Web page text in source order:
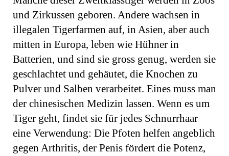
und Zirkussen geboren. Andere wachsen in
illegalen Tigerfarmen auf, in Asien, aber auch
mitten in Europa, leben wie Hühner in
Batterien, und sind sie gross genug, werden sie
geschlachtet und gehäutet, die Knochen zu
Pulver und Salben verarbeitet. Eines muss man
der chinesischen Medizin lassen. Wenn es um
Tiger geht, findet sie für jedes Schnurrhaar
eine Verwendung: Die Pfoten helfen angeblich
gegen Arthritis, der Penis fördert die Potenz,